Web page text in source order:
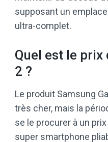
supposant un
ultra-complet.
Quel est le prix
2 ?
Le produit Samsung
très cher, mais la
se le procurer à un
super smartphone